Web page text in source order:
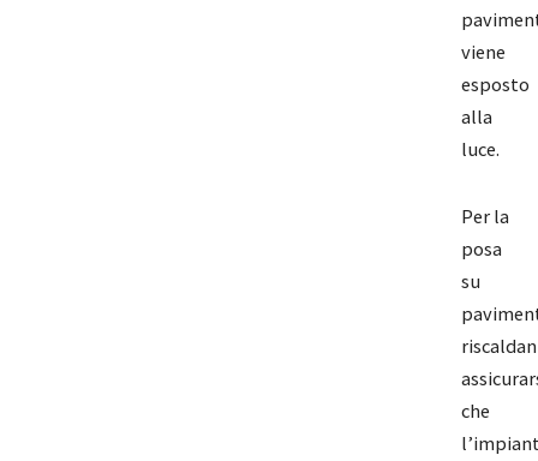
viene
esposto
alla
luce.
Per la
posa
su
che